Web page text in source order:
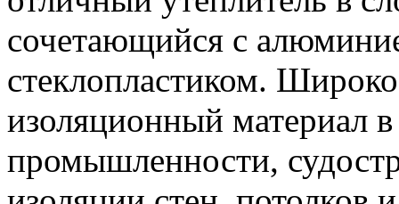
сочетающийся с
стеклопластиком.
изоляционный материал
промышленности,